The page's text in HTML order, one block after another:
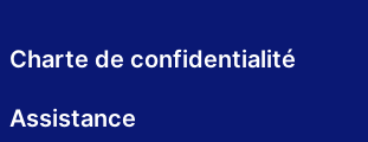
Charte de confidentialité
Assistance